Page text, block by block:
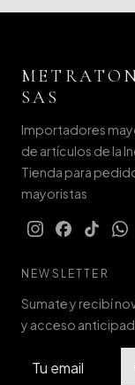
SAS
Importadores
de artículos de la
Tienda para
mayoristas
NEWSLETTER
Sumate y recibí
y acceso